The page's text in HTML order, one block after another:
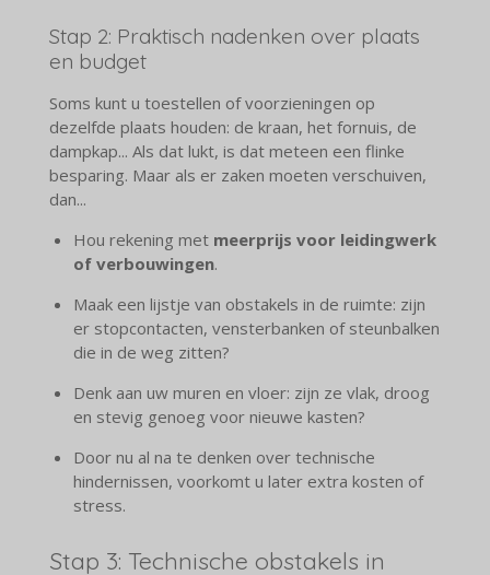
Stap 2: Praktisch nadenken over plaats
en budget
Soms kunt u toestellen of voorzieningen op
dezelfde plaats houden: de kraan, het fornuis, de
dampkap... Als dat lukt, is dat meteen een flinke
besparing. Maar als er zaken moeten verschuiven,
dan...
Hou rekening met meerprijs voor leidingwerk
of verbouwingen.
Maak een lijstje van obstakels in de ruimte: zijn
er stopcontacten, vensterbanken of steunbalken
die in de weg zitten?
Denk aan uw muren en vloer: zijn ze vlak, droog
en stevig genoeg voor nieuwe kasten?
Door nu al na te denken over technische
hindernissen, voorkomt u later extra kosten of
stress.
Stap 3: Technische obstakels in